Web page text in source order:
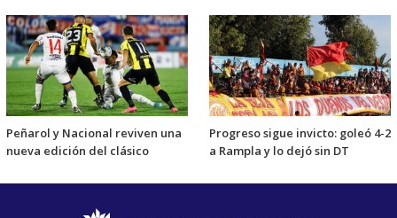
Peñarol y Nacional reviven una
nueva edición del clásico
Progreso sigue invicto: goleó 4-2
a Rampla y lo dejó sin DT